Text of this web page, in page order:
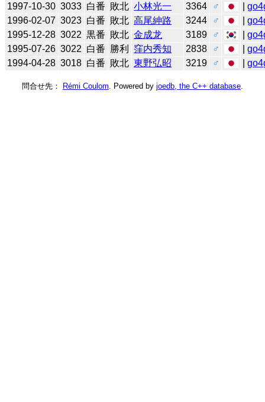
1997-10-30 3033 白番 敗北 小林光一 3364 ♂ |
1996-02-07 3023 白番 敗北 高尾紳路 3244 ♂ |
1995-12-28 3022 黒番 敗北 金成龙 3189 ♂ |
1995-07-26 3022 白番 勝利 窪内秀知 2838 ♂ |
1994-04-28 3018 白番 敗北 東野弘昭 3219 ♂ |
問合せ先： Rémi Coulom . Powered by joedb, the C++ database